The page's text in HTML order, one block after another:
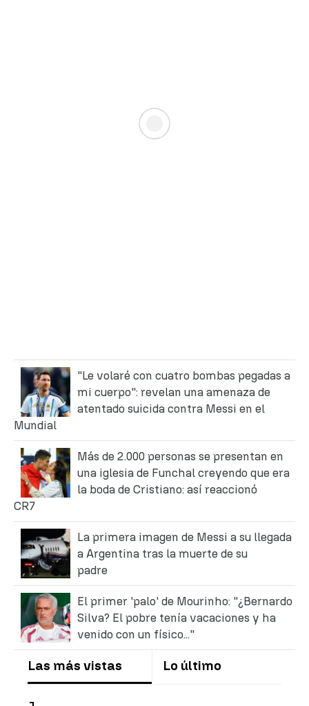
"Le volaré con cuatro bombas pegadas a
mi cuerpo": revelan una amenaza de
atentado suicida contra Messi en el
Mundial
Más de 2.000 personas se presentan en
una iglesia de Funchal creyendo que era
la boda de Cristiano: así reaccionó
CR7
La primera imagen de Messi a su llegada
a Argentina tras la muerte de su
padre
El primer 'palo' de Mourinho: "¿Bernardo
Silva? El pobre tenía vacaciones y ha
venido con un físico..."
Las más vistas Lo último